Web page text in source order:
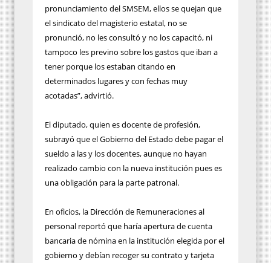
pronunciamiento del SMSEM, ellos se quejan que
el sindicato del magisterio estatal, no se
pronunció, no les consultó y no los capacitó, ni
tampoco les previno sobre los gastos que iban a
tener porque los estaban citando en
determinados lugares y con fechas muy
acotadas”, advirtió.
El diputado, quien es docente de profesión,
subrayó que el Gobierno del Estado debe pagar el
sueldo a las y los docentes, aunque no hayan
realizado cambio con la nueva institución pues es
una obligación para la parte patronal.
En oficios, la Dirección de Remuneraciones al
personal reportó que haría apertura de cuenta
bancaria de nómina en la institución elegida por el
gobierno y debían recoger su contrato y tarjeta